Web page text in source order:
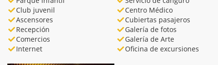
Club juvenil
Centro Médico
Ascensores
Cubiertas pasajeros
Recepción
Galería de fotos
Comercios
Galería de Arte
Internet
Oficina de excursiones